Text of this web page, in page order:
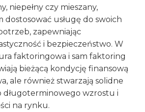
niepełny czy mieszany,
dostosować usługę do swoich
zapewniając
i bezpieczeństwo. W
faktoringowa i sam faktoring
bieżącą kondycję finansową
ale również stwarzają solidne
wzrostu i
na rynku.